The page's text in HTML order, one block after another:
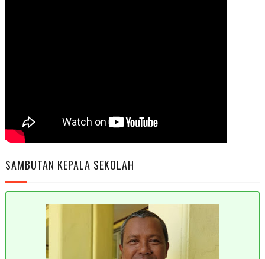
SAMBUTAN KEPALA SEKOLAH